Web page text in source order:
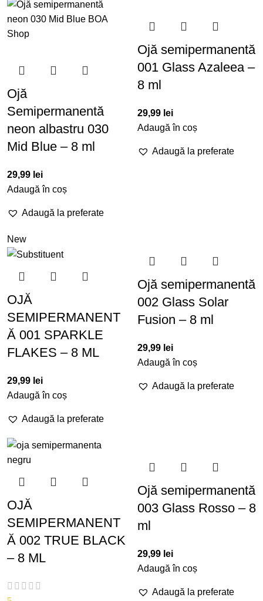
Ojă
Semipermanentă
neon albastru 030
Mid Blue – 8 ml
29,99 lei
Adaugă în coș
Adaugă la preferate
Ojă semipermanentă
001 Glass Azaleea –
8 ml
29,99 lei
Adaugă în coș
Adaugă la preferate
New
OJĂ
SEMIPERMANENT
Ă 001 SPARKLE
FLAKES – 8 ML
29,99 lei
Adaugă în coș
Adaugă la preferate
Ojă semipermanentă
002 Glass Solar
Fusion – 8 ml
29,99 lei
Adaugă în coș
Adaugă la preferate
OJĂ
SEMIPERMANENT
Ă 002 TRUE BLACK
– 8 ML
Ojă semipermanentă
003 Glass Rosso – 8
ml
29,99 lei
Adaugă în coș
Adaugă la preferate